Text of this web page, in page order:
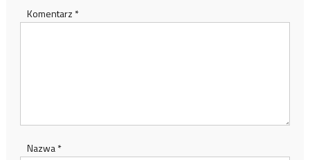
Komentarz *
Nazwa*